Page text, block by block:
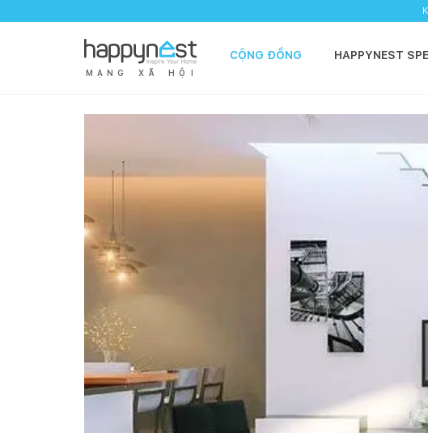
M Ạ N G X Ã H Ộ I
CỘNG ĐỒNG HAPPYNEST